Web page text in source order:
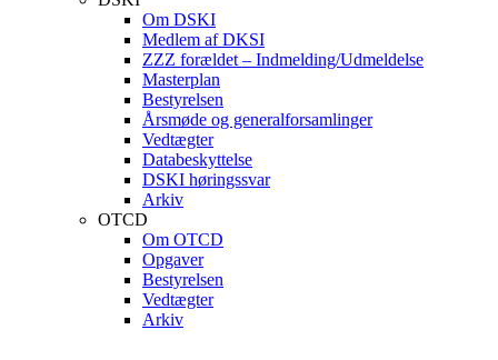
Om DSKI
Medlem af DKSI
ZZZ forældet – Indmelding/Udmeldelse
Masterplan
Bestyrelsen
Årsmøde og generalforsamlinger
Vedtægter
Databeskyttelse
DSKI høringssvar
Arkiv
OTCD
Om OTCD
Opgaver
Bestyrelsen
Vedtægter
Arkiv